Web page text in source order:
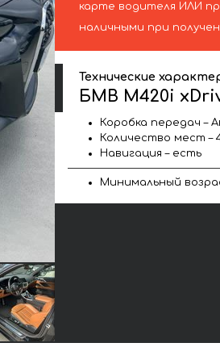
карте водителя ИЛИ
наличными при
Технические
БМВ M420i
Коробка передач –
Количество мест –
Навигация – есть
Минимальный